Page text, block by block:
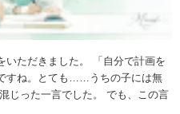
いただきました。 「自分で計画を
すね。とても……うちの子には無
じった一言でした。 でも、この言